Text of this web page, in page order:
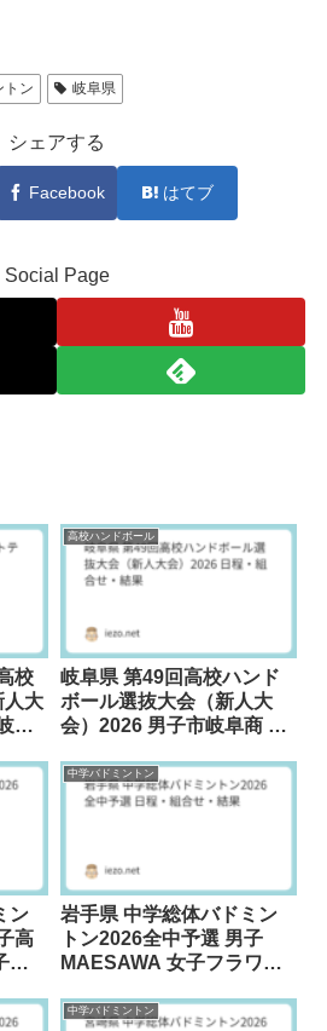
トン 岐阜県
シェアする
Facebook はてブ
Social Page
校
人大
阜
高校ハンドボール
岐阜県 第49回高校ハンド
ボール選抜大会（新人大
会）2026 男子市岐阜商 女
ン
高
中
中学バドミントン
岩手県 中学総体バドミン
トン2026全中予選 男子
MAESAWA 女子フラワー
中学バドミントン